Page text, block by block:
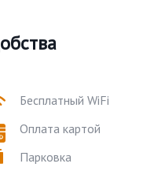
Бесплатный WiFi
Оплата картой
Парковка